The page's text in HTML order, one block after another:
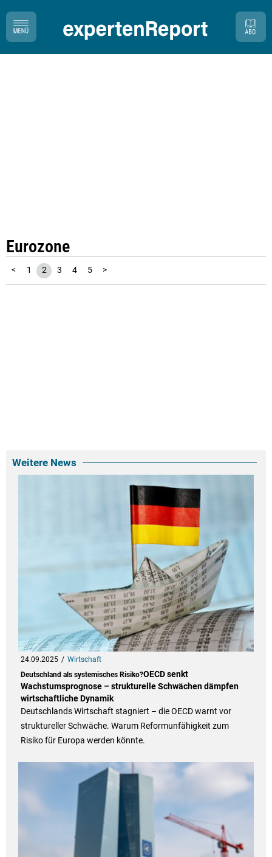
Eurozone
< 1 2 3 4 5 >
Weitere News
24.09.2025
Wirtschaft
Deutschland als systemisches Risiko?OECD senkt
Wachstumsprognose – strukturelle Schwächen dämpfen
wirtschaftliche Dynamik
Deutschlands Wirtschaft stagniert – die OECD warnt vor
struktureller Schwäche. Warum Reformunfähigkeit zum
Risiko für Europa werden könnte.